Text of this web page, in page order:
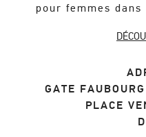
pour femmes
GATE
PLACE